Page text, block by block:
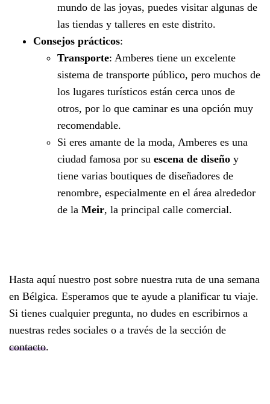
mundo de las joyas, puedes visitar algunas de
las tiendas y talleres en este distrito.
Consejos prácticos:
Transporte: Amberes tiene un excelente
sistema de transporte público, pero muchos de
los lugares turísticos están cerca unos de
otros, por lo que caminar es una opción muy
recomendable.
Si eres amante de la moda, Amberes es una
ciudad famosa por su escena de diseño y
tiene varias boutiques de diseñadores de
renombre, especialmente en el área alrededor
de la Meir, la principal calle comercial.
Hasta aquí nuestro post sobre nuestra ruta de una semana
en Bélgica. Esperamos que te ayude a planificar tu viaje.
Si tienes cualquier pregunta, no dudes en escribirnos a
nuestras redes sociales o a través de la sección de
contacto.